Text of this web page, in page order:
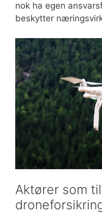
nok ha egen
beskytter
Aktører som